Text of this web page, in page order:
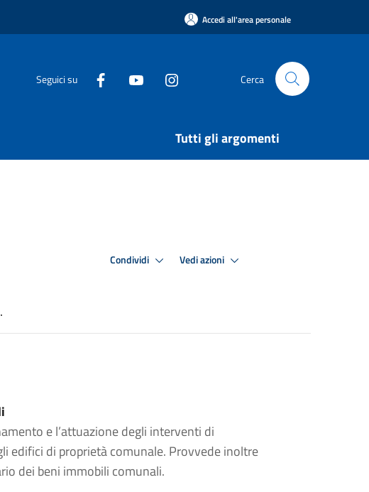
Accedi all'area personale
Seguici su Cerca
Tutti gli argomenti
Condividi Vedi azioni
e l’attuazione degli interventi di
edifici di proprietà comunale. Provvede inoltre
dei beni immobili comunali.